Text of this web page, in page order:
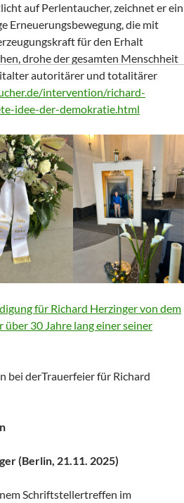
auf Perlentaucher, zeichnet er ein
Erneuerungsbewegung, die mit
für den Erhalt
drohe der gesamten Menschheit
autoritärer und totalitärer
intervention/richard-
idee-der-demokratie.html
für Richard Herzinger von dem
30 Jahre lang einer seiner
bei derTrauerfeier für Richard
(Berlin, 21.11. 2025)
Schriftstellertreffen im